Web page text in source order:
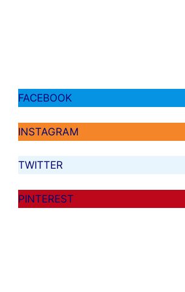
FACEBOOK
INSTAGRAM
TWITTER
PINTEREST